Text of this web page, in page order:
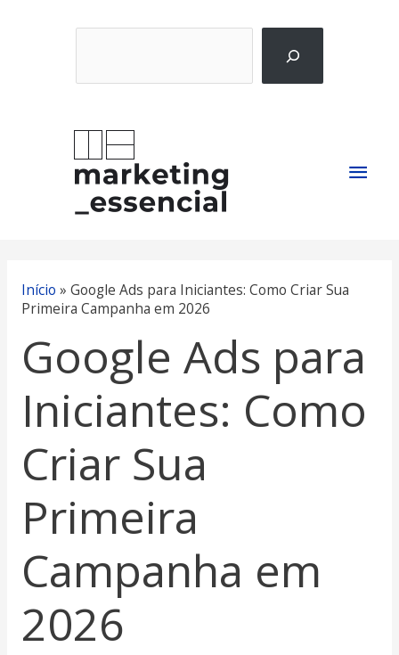
Início » Google Ads para Iniciantes: Como Criar Sua
Primeira Campanha em 2026
Google Ads para
Iniciantes: Como
Criar Sua
Primeira
Campanha em
2026